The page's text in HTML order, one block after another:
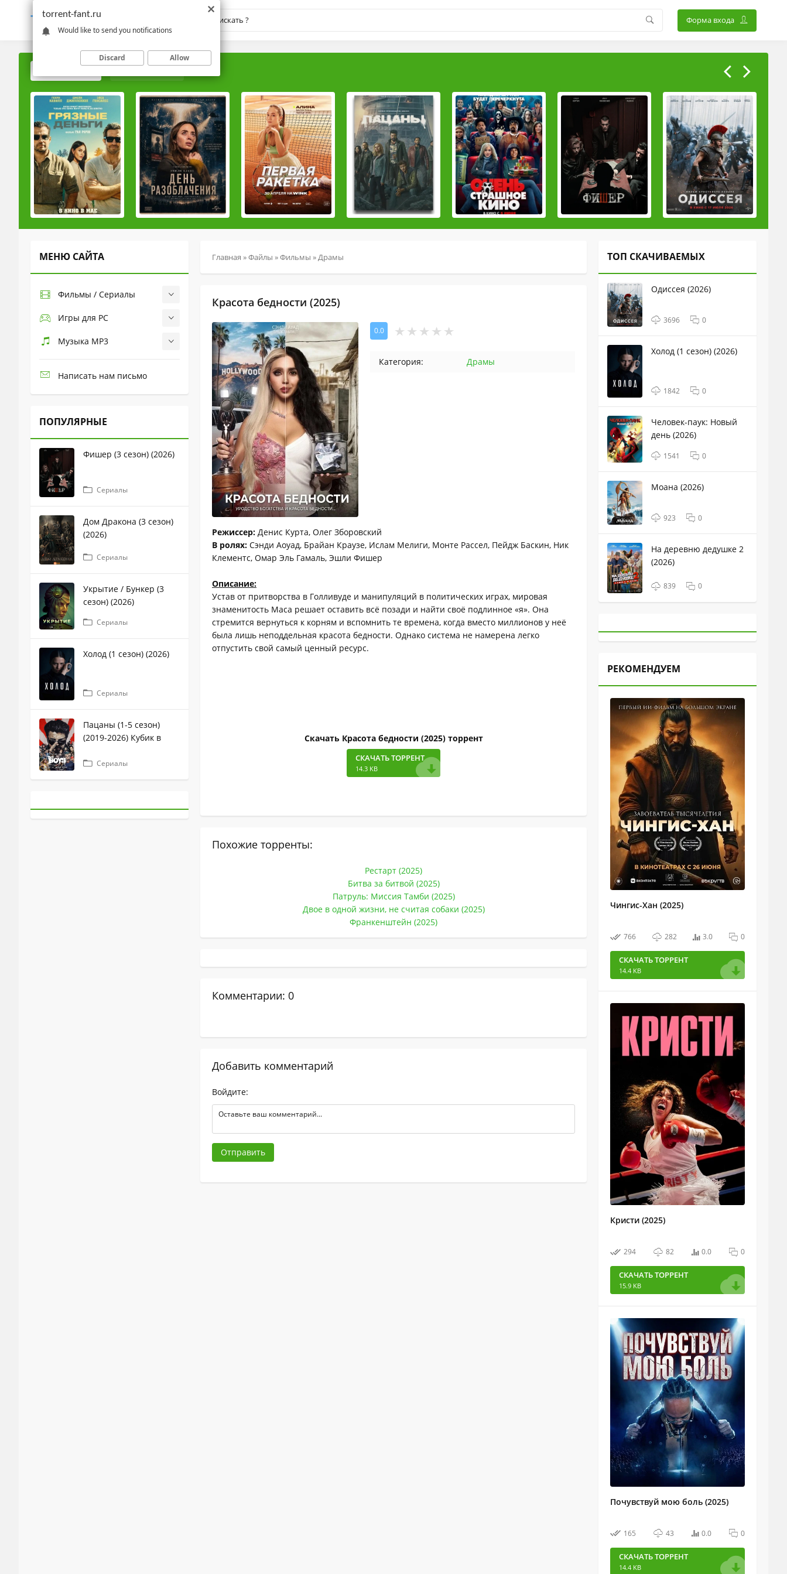
TORRENT-FANT.RU Форма входа
МЕНЮ САЙТА
Фильмы / Сериалы
Игры для PC
Музыка MP3
Написать нам письмо
ПОПУЛЯРНЫЕ
Фишер (3 сезон) (2026)
Сериалы
Дом Дракона (3 сезон)
(2026)
Сериалы
Укрытие / Бункер (3
сезон) (2026)
Сериалы
Холод (1 сезон) (2026)
Сериалы
Пацаны (1-5 сезон)
(2019-2026) Кубик в
Сериалы
Главная »Файлы »Фильмы »Драмы
Красота бедности (2025)
0.0
Категория: Драмы
Режиссер: Денис Курта, Олег Зборовский
В ролях: Сэнди Аоуад, Брайан Краузе, Ислам Мелиги, Монте Рассел, Пейдж Баскин, Ник
Клементс, Омар Эль Гамаль, Эшли Фишер
Описание:
Устав от притворства в Голливуде и манипуляций в политических играх, мировая
знаменитость Маса решает оставить всё позади и найти своё подлинное «я». Она
стремится вернуться к корням и вспомнить те времена, когда вместо миллионов у неё
была лишь неподдельная красота бедности. Однако система не намерена легко
отпустить свой самый ценный ресурс.
Скачать Красота бедности (2025) торрент
СКАЧАТЬ ТОРРЕНТ
14.3 KB
Похожие торренты:
Рестарт (2025)
Битва за битвой (2025)
Патруль: Миссия Тамби (2025)
Двое в одной жизни, не считая собаки (2025)
Франкенштейн (2025)
Комментарии: 0
Добавить комментарий
Войдите:
Отправить
ТОП СКАЧИВАЕМЫХ
Одиссея (2026)
3696 0
Холод (1 сезон) (2026)
1842 0
Человек-паук: Новый
день (2026)
1541 0
Моана (2026)
923 0
На деревню дедушке 2
(2026)
839 0
РЕКОМЕНДУЕМ
Чингис-Хан (2025)
766 282 3.0 0
СКАЧАТЬ ТОРРЕНТ
14.4 KB
Кристи (2025)
294 82 0.0 0
СКАЧАТЬ ТОРРЕНТ
15.9 KB
Почувствуй мою боль (2025)
165 43 0.0 0
СКАЧАТЬ ТОРРЕНТ
14.4 KB
torrent-fant.ru
Would like to send you notifications
Discard Allow